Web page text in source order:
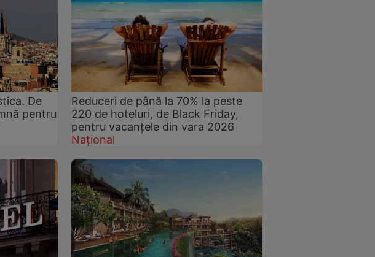
De
pentru
Reduceri de până la 70% la peste
220 de hoteluri, de Black Friday,
pentru vacanțele din vara 2026
Național